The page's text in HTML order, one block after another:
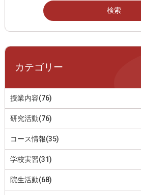
カテゴリー
授業内容(76)
研究活動(76)
コース情報(35)
学校実習(31)
院生活動(68)